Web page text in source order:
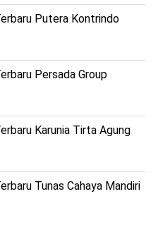
Putera Kontrindo
Persada Group
Karunia Tirta Agung
Tunas Cahaya Mandiri